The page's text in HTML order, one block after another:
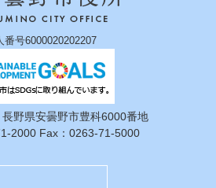
番号6000020202207
野県安曇野市豊科6000番地
2000 Fax：0263-71-5000